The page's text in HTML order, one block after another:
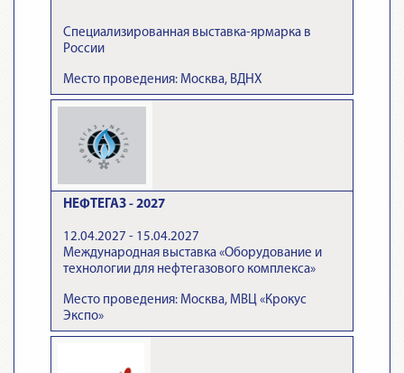
Специализированная выставка-ярмарка в
России
Место проведения: Москва, ВДНХ
НЕФТЕГАЗ - 2027
12.04.2027 - 15.04.2027
Международная выставка «Оборудование и
технологии для нефтегазового комплекса»
Место проведения: Москва, МВЦ «Крокус
Экспо»